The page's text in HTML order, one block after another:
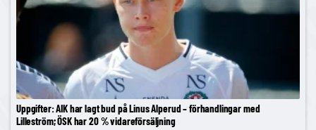
Uppgifter: AIK har lagt bud på Linus Alperud – förhandlingar med
Lilleström; ÖSK har 20 % vidareförsäljning